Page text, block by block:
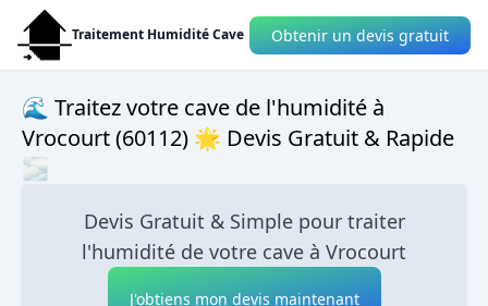
Traitement Humidité Cave Obtenir un devis gratuit
🌊 Traitez votre cave de l'humidité à
Vrocourt (60112) 🌟 Devis Gratuit & Rapide
🌫
Devis Gratuit & Simple pour traiter
l'humidité de votre cave à Vrocourt
J'obtiens mon devis maintenant